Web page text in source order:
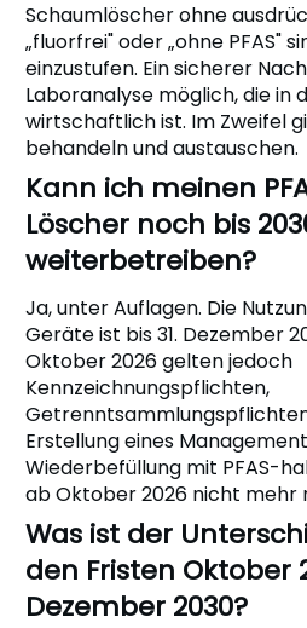
Schaumlöscher ohne
„fluorfrei" oder „ohne PFAS"
einzustufen. Ein sicherer
Laboranalyse möglich, die in
wirtschaftlich ist. Im Zweifel
behandeln und austauschen.
Kann ich meinen
Löscher noch bis
weiterbetreiben?
Ja, unter Auflagen. Die
Geräte ist bis 31. Dezember
Oktober 2026 gelten jedoch
Kennzeichnungspflichten,
Erstellung eines
Wiederbefüllung mit PFAS-
ab Oktober 2026 nicht mehr
Was ist der
den Fristen Oktober
Dezember 2030?